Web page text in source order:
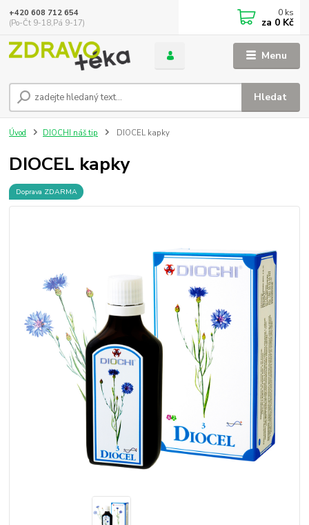
Menu
Hledat
+420 608 712 654
(Po-Čt 9-18,Pá 9-17)
0 ks
za 0 Kč
Úvod DIOCHI náš tip DIOCEL kapky
DIOCEL kapky
Doprava ZDARMA